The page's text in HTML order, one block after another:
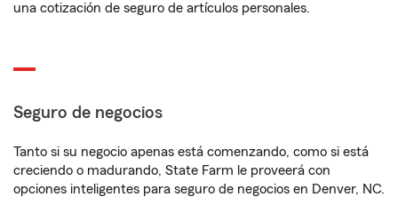
una cotización de seguro de artículos personales.
Seguro de negocios
Tanto si su negocio apenas está comenzando, como si está
creciendo o madurando, State Farm le proveerá con
opciones inteligentes para seguro de negocios en Denver, NC.